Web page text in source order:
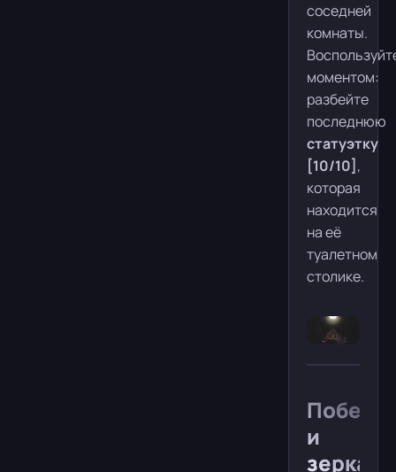
соседней
комнаты.
моментом:
разбейте
последнюю
статуэтку
[10/10] ,
которая
находится
на её
туалетном
столике.
Побег
и
зеркало